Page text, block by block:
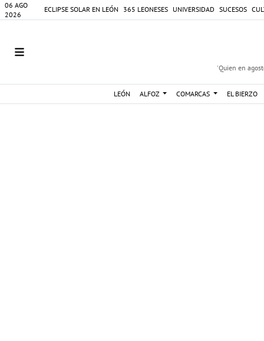
06 AGO
2026
ECLIPSE SOLAR EN LEÓN 365 LEONESES UNIVERSIDAD SUCESOS
'Quien en
LEÓN ALFOZ COMARCAS EL BIERZO